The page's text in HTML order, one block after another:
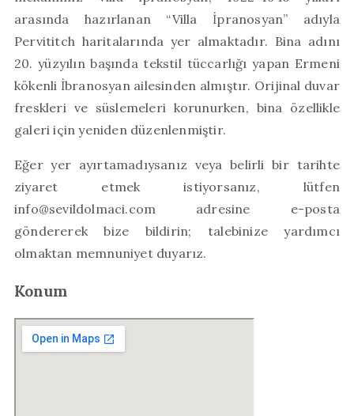
arasında hazırlanan “Villa İpranosyan” adıyla
Pervititch haritalarında yer almaktadır. Bina adını
20. yüzyılın başında tekstil tüccarlığı yapan Ermeni
kökenli İbranosyan ailesinden almıştır. Orijinal duvar
freskleri ve süslemeleri korunurken, bina özellikle
galeri için yeniden düzenlenmiştir.
Eğer yer ayırtamadıysanız veya belirli bir tarihte
ziyaret etmek istiyorsanız, lütfen
info@sevildolmaci.com adresine e-posta
göndererek bize bildirin; talebinize yardımcı
olmaktan memnuniyet duyarız.
Konum